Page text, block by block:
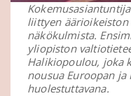
liittyen
näkökulmista.
yliopiston
Halikiopoulou, joka
nousua Euroopan
huolestuttavana.